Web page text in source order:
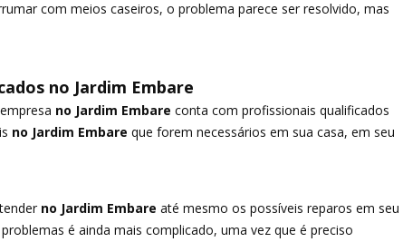
com meios caseiros, o problema parece ser resolvido, mas
no Jardim Embare
no Jardim Embare conta com profissionais qualificados
no Jardim Embare que forem necessários em sua casa, em seu
no Jardim Embare até mesmo os possíveis reparos em seu
é ainda mais complicado, uma vez que é preciso